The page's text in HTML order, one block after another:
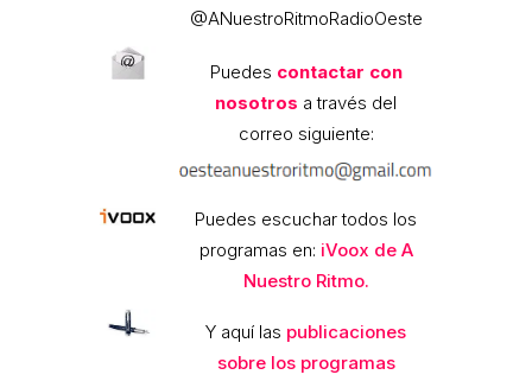
@ANuestroRitmoRadioOeste
Puedes contactar con
nosotros a través del
correo siguiente:
Puedes escuchar todos los
programas en: iVoox de A
Nuestro Ritmo.
Y aquí las publicaciones
sobre los programas